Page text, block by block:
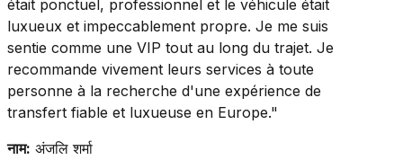
était ponctuel, professionnel et le véhicule était
luxueux et impeccablement propre. Je me suis
sentie comme une VIP tout au long du trajet. Je
recommande vivement leurs services à toute
personne à la recherche d'une expérience de
transfert fiable et luxueuse en Europe."
नाम: अंजलि शर्मा